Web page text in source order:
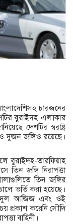
চারজনের
বুরাইদহ এলাকার
দেশটির স্বরাষ্ট্র
দুজন জঙ্গিও রয়েছে।
বুরাইদহ-তারফিয়াহ
জঙ্গি নিরাপত্তা
তিন জঙ্গির
ভর্তি করা হয়েছে।
আজিজ এবং ওই
প্রকাশ করেনি সৌদি
বাহিনী।